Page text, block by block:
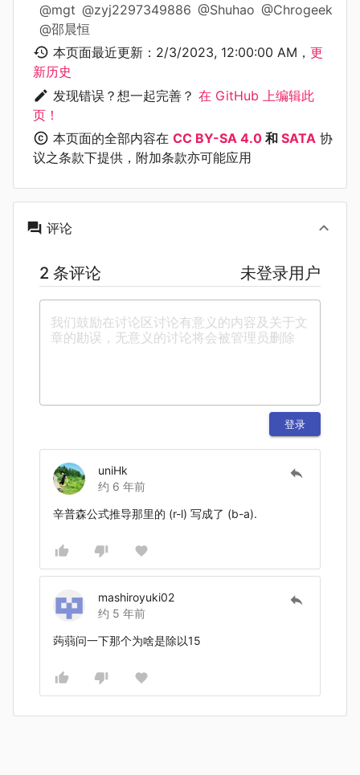
@mgt @zyj2297349886 @Shuhao @Chrogeek
@邵晨恒
本页面最近更新： 2/3/2023, 12:00:00 AM ， 更
新历史
发现错误？想一起完善？ 在 GitHub 上编辑此
页！
本页面的全部内容在 CC BY-SA 4.0 和 SATA 协
议之条款下提供，附加条款亦可能应用
评论
2 条评论 未登录用户
登录
uniHk
约 6 年前
辛普森公式推导那里的 (r-l) 写成了 (b-a).
mashiroyuki02
约 5 年前
蒟蒻问一下那个为啥是除以15